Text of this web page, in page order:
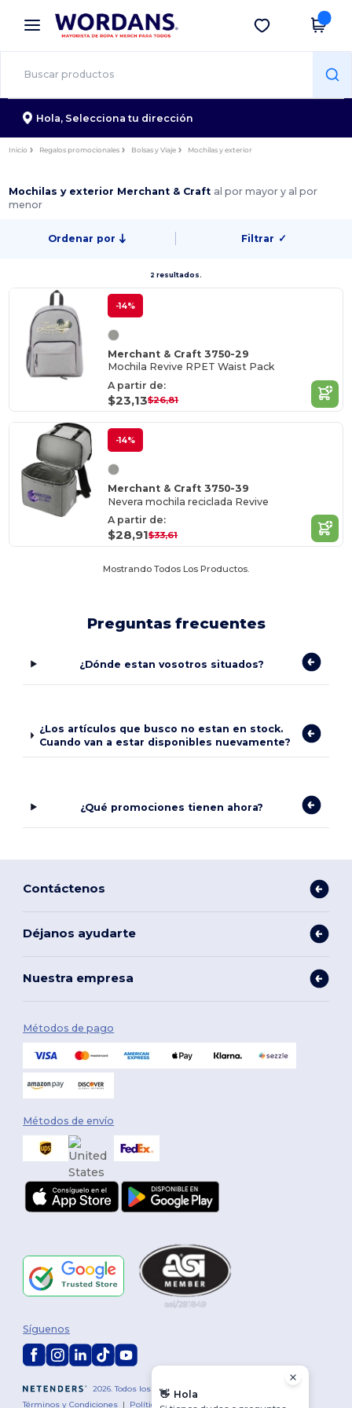
× App de Wordans
¡Mejores precios en app!
Descargar app
Hola, Selecciona tu dirección
Inicio Regalos promocionales Bolsas y Viaje Mochilas y exterior
Mochilas y exterior Merchant & Craft al por mayor y al por
menor
Ordenar por Filtrar ✓
2 resultados.
-14%
Merchant & Craft 3750-29
Mochila Revive RPET Waist Pack
A partir de:
$23,13$26,81
-14%
Merchant & Craft 3750-39
Nevera mochila reciclada Revive
A partir de:
$28,91$33,61
Mostrando Todos Los Productos.
Preguntas frecuentes
¿Dónde estan vosotros situados?
¿Los artículos que busco no estan en stock.
Cuando van a estar disponibles nuevamente?
¿Qué promociones tienen ahora?
Contáctenos
Déjanos ayudarte
Nuestra empresa
Métodos de pago
Métodos de envío
2026. Todos los derechos reservados
Términos y Condiciones | Política de personalización Política de
Síguenos
👋 Hola